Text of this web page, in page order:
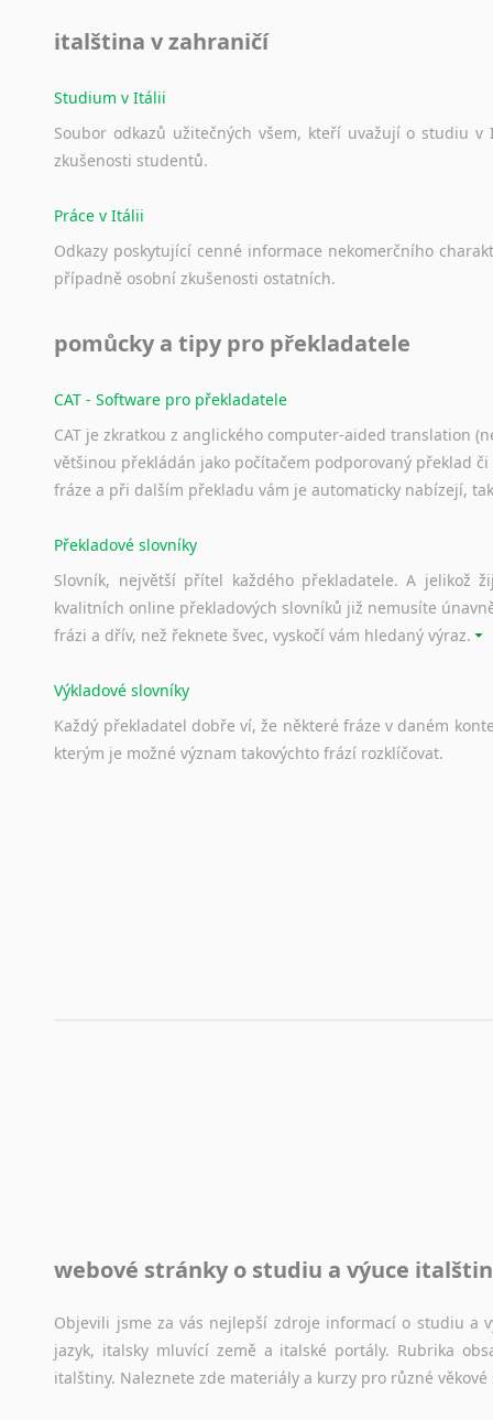
italština v zahraničí
Studium v Itálii
Soubor odkazů užitečných všem, kteří uvažují o studiu v
zkušenosti studentů.
Práce v Itálii
Odkazy poskytující cenné informace nekomerčního
případně osobní zkušenosti ostatních.
pomůcky a tipy pro překladatele
CAT - Software pro překladatele
CAT je zkratkou z anglického computer-aided translation
většinou překládán jako počítačem podporovaný překlad
fráze a při dalším překladu vám je automaticky nabízejí,
Překladové slovníky
Slovník, největší přítel každého překladatele. A jelikož
kvalitních online překladových slovníků již nemusíte
frázi a dřív, než řeknete švec, vyskočí vám hledaný výraz.
Výkladové slovníky
Každý překladatel dobře ví, že některé fráze v daném
kterým je možné význam takovýchto frází rozklíčovat.
Jazykový korpus je elektronický soubor autentických
původního zdroje textu.
Ostatní pomůcky pro překladatele
webové stránky o studiu a výuce
Objevili jsme za vás nejlepší zdroje informací o studiu a
jazyk, italsky mluvící země a italské portály. Rubrika
italštiny. Naleznete zde materiály a kurzy pro různé věkové